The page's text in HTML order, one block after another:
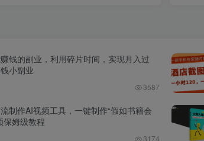
钱的副业，利用碎片时间，实现月入过
小副业
3587
制作AI视频工具，一键制作“假如书籍会
保姆级教程
3174